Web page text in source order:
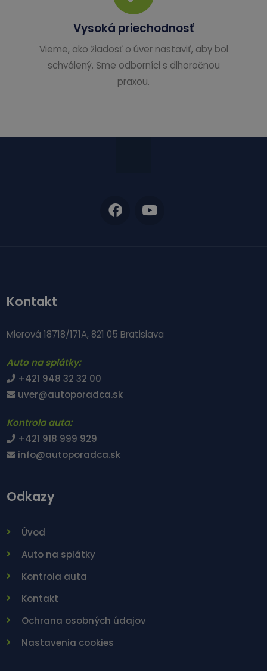
Vysoká priechodnosť
Vieme, ako žiadosť o úver nastaviť, aby bol
schválený. Sme odborníci s dlhoročnou
praxou.
Kontakt
Mierová 18718/171A, 821 05 Bratislava
Auto na splátky:
+421 948 32 32 00
uver@autoporadca.sk
Kontrola auta:
+421 918 999 929
info@autoporadca.sk
Odkazy
Úvod
Auto na splátky
Kontrola auta
Kontakt
Ochrana osobných údajov
Nastavenia cookies